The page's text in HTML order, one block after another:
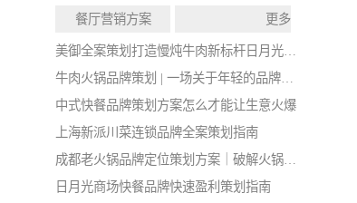
餐厅营销方案
更多
美御全案策划打造慢炖牛肉新标杆日月光中心店开业
牛肉火锅品牌策划 | 一场关于年轻的品牌战略实验
中式快餐品牌策划方案怎么才能让生意火爆
上海新派川菜连锁品牌全案策划指南
成都老火锅品牌定位策划方案｜破解火锅店同质化闭店难题
日月光商场快餐品牌快速盈利策划指南